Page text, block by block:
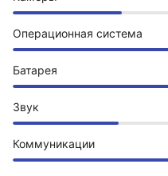
Операционная система
Батарея
Звук
Коммуникации